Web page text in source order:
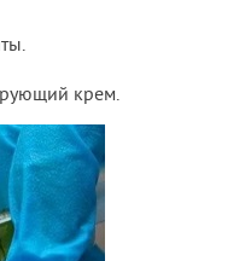
крем.